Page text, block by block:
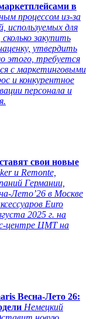
в
процессом из-за
для
закупить
утвердить
этого, требуется
с маркетинговыми
и конкурентное
персонала и
свои новые
и Remonte,
Германии,
Лето’26 в Москве
Euro
2025 г. на
центре ЦМТ на
Весна-Лето 26:
Немецкий